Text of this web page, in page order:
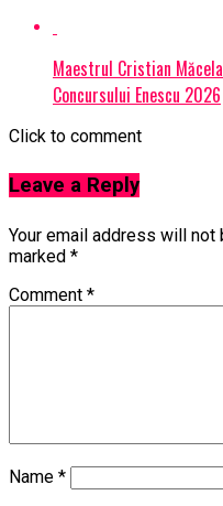
Maestrul Cristian
Concursului Enescu 2026
Click to comment
Leave a Reply
Your email address will not
marked *
Comment *
Name *